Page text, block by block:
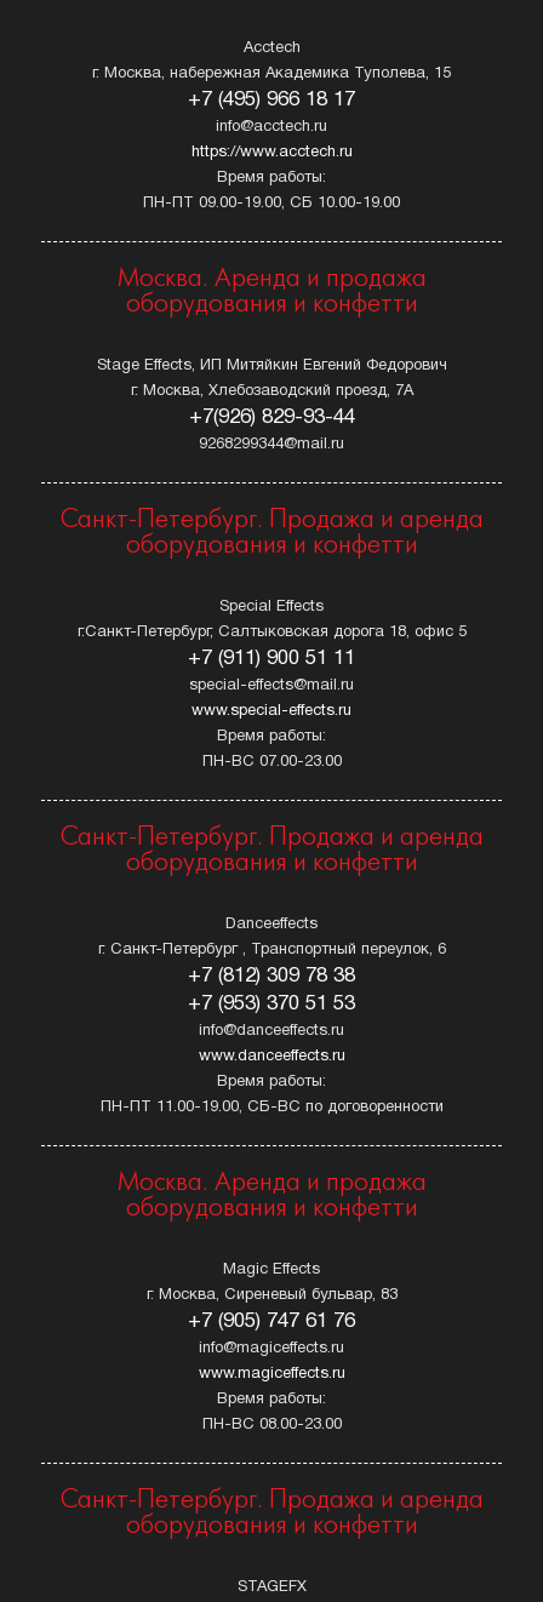
Acctech
г. Москва, набережная Академика Туполева, 15
+7 (495) 966 18 17
info@acctech.ru
https://www.acctech.ru
Время работы:
ПН-ПТ 09.00-19.00, СБ 10.00-19.00
Москва. Аренда и продажа
оборудования и конфетти
Stage Effects, ИП Митяйкин Евгений Федорович
г. Москва, Хлебозаводский проезд, 7А
+7(926) 829-93-44
9268299344@mail.ru
Санкт-Петербург. Продажа и аренда
оборудования и конфетти
Special Effects
г.Санкт-Петербург, Салтыковская дорога 18, офис 5
+7 (911) 900 51 11
special-effects@mail.ru
www.special-effects.ru
Время работы:
ПН-ВС 07.00-23.00
Санкт-Петербург. Продажа и аренда
оборудования и конфетти
Danceeffects
г. Санкт-Петербург , Транспортный переулок, 6
+7 (812) 309 78 38
+7 (953) 370 51 53
info@danceeffects.ru
www.danceeffects.ru
Время работы:
ПН-ПТ 11.00-19.00, СБ-ВС по договоренности
Москва. Аренда и продажа
оборудования и конфетти
Magic Effects
г. Москва, Сиреневый бульвар, 83
+7 (905) 747 61 76
info@magiceffects.ru
www.magiceffects.ru
Время работы:
ПН-ВС 08.00-23.00
Санкт-Петербург. Продажа и аренда
оборудования и конфетти
STAGEFX